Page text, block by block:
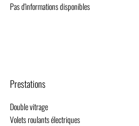
Pas d'informations disponibles
Prestations
Double vitrage
Volets roulants électriques